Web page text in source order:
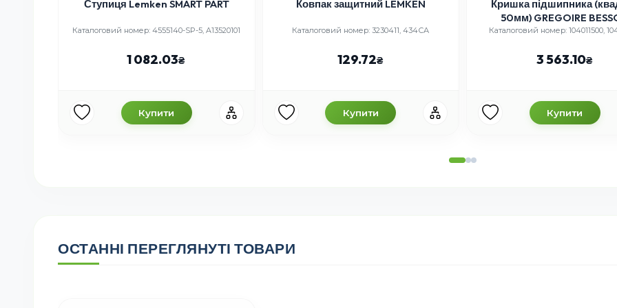
Ступиця Lemken SMART PART
Каталоговий номер: 4555140-SP-5, A13520101
1 082.03
Купити
Ковпак защитний LEMKEN
Каталоговий номер: 3230411, 434СА
129.72
Купити
Кришка підшипника
50мм) GREGOIRE
Каталоговий номер: 104011500,
3 563.10
Купити
ОСТАННІ ПЕРЕГЛЯНУТІ ТОВАРИ